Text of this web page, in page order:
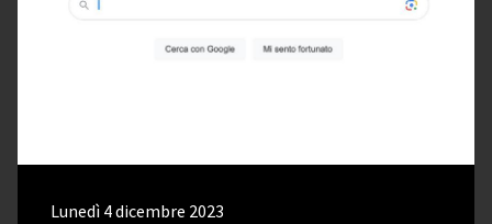
Lunedì 4 dicembre 2023